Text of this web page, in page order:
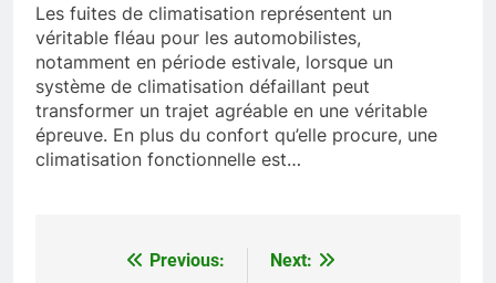
Les fuites de climatisation représentent un
véritable fléau pour les automobilistes,
notamment en période estivale, lorsque un
système de climatisation défaillant peut
transformer un trajet agréable en une véritable
épreuve. En plus du confort qu’elle procure, une
climatisation fonctionnelle est…
NavigationPrevious:
Next: